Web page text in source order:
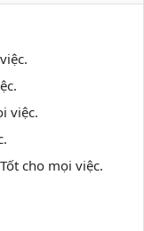
việc.
cho mọi việc.